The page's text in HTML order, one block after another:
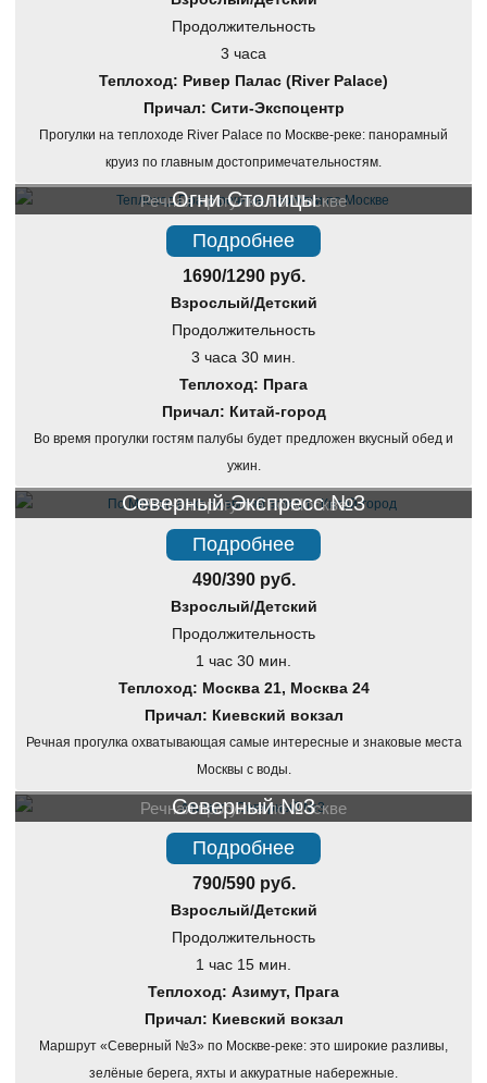
Продолжительность
3 часа
Теплоход: Ривер Палас (River Palace)
Причал: Сити-Экспоцентр
Прогулки на теплоходе River Palace по Москве-реке: панорамный
круиз по главным достопримечательностям.
Речная прогулка по Москве
Огни Столицы
Подробнее
1690/1290 руб.
Взрослый/Детский
Продолжительность
3 часа 30 мин.
Теплоход: Прага
Причал: Китай-город
Во время прогулки гостям палубы будет предложен вкусный обед и
ужин.
Речная прогулка по Москве
Северный Экспресс №3
Подробнее
490/390 руб.
Взрослый/Детский
Продолжительность
1 час 30 мин.
Теплоход: Москва 21, Москва 24
Причал: Киевский вокзал
Речная прогулка охватывающая самые интересные и знаковые места
Москвы с воды.
Речная прогулка по Москве
Северный №3
Подробнее
790/590 руб.
Взрослый/Детский
Продолжительность
1 час 15 мин.
Теплоход: Азимут, Прага
Причал: Киевский вокзал
Маршрут «Северный №3» по Москве-реке: это широкие разливы,
зелёные берега, яхты и аккуратные набережные.